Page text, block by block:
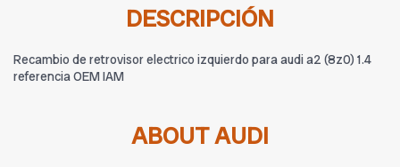
DESCRIPCIÓN
Recambio de retrovisor electrico izquierdo para audi a2 (8z0) 1.4
referencia OEM IAM
ABOUT AUDI